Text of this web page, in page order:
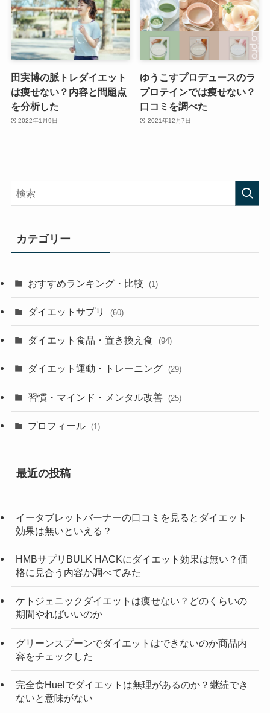
田実博の脈トレダイエット
は痩せない？内容と問題点
を分析した
2022年1月9日
ゆうこすプロデュースのラ
プロテインでは痩せない？
口コミを調べた
2021年12月7日
カテゴリー
おすすめランキング・比較 (1)
ダイエットサプリ (60)
ダイエット食品・置き換え食 (94)
ダイエット運動・トレーニング (29)
習慣・マインド・メンタル改善 (25)
プロフィール (1)
最近の投稿
イータブレットバーナーの口コミを見るとダイエット
効果は無いといえる？
HMBサプリBULK HACKにダイエット効果は無い？価
格に見合う内容か調べてみた
ケトジェニックダイエットは痩せない？どのくらいの
期間やればいいのか
グリーンスプーンでダイエットはできないのか商品内
容をチェックした
完全食Huelでダイエットは無理があるのか？継続でき
ないと意味がない